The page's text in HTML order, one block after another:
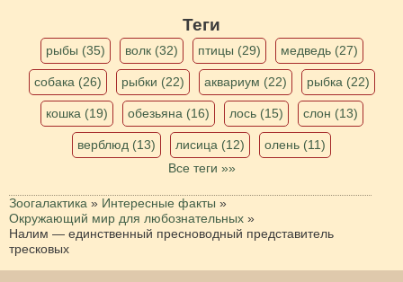
Теги
рыбы (35) волк (32) птицы (29) медведь (27)
собака (26) рыбки (22) аквариум (22) рыбка (22)
кошка (19) обезьяна (16) лось (15) слон (13)
верблюд (13) лисица (12)
олень (11)
Все теги »»
Зоогалактика » Интересные факты »
Окружающий мир для любознательных »
Налим — единственный пресноводный представитель
тресковых